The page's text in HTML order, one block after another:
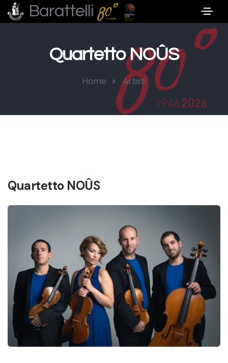
Barattelli
Quartetto NOÛS
Home Artisti
Quartetto NOÛS